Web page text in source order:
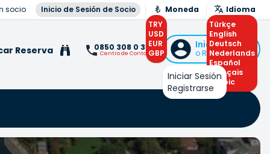
socio Inicio de Sesión de Socio
Moneda
TRY
USD
EUR
GBP
Idioma
Türkçe
English
Deutsch
Nederlands
Español
Français
Arabic
Reserva 0850 308 0 308
Centro de Contacto
Iniciar Sesión
o Registrarse
Iniciar Sesión
Registrarse